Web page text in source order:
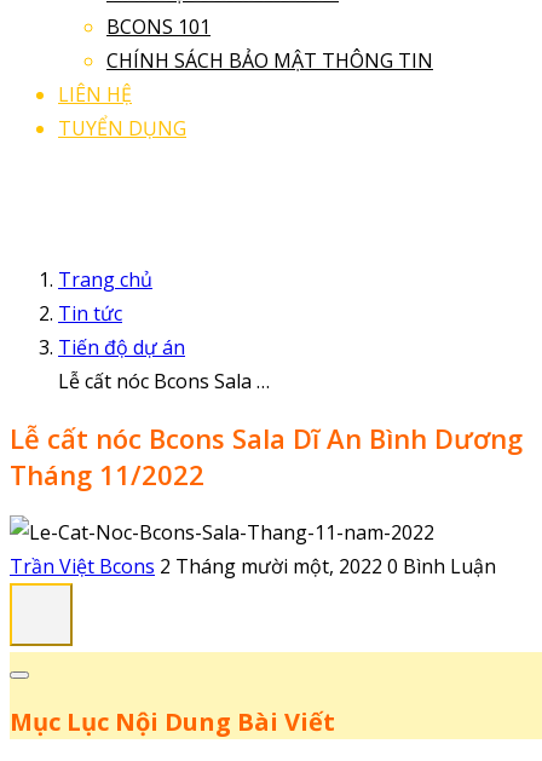
BCONS 101
CHÍNH SÁCH BẢO MẬT THÔNG TIN
LIÊN HỆ
TUYỂN DỤNG
Trang chủ
Tin tức
Tiến độ dự án
Lễ cất nóc Bcons Sala Dĩ An Bình Dương Tháng 11/2022
Lễ cất nóc Bcons Sala Dĩ An Bình Dương
Tháng 11/2022
Trần Việt Bcons 2 Tháng mười một, 2022 0 Bình Luận
Mục Lục Nội Dung Bài Viết